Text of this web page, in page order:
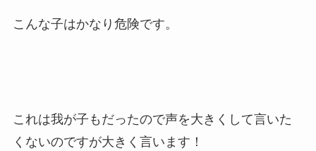
こんな子はかなり危険です。
これは我が子もだったので声を大きくして言いた
くないのですが大きく言います！